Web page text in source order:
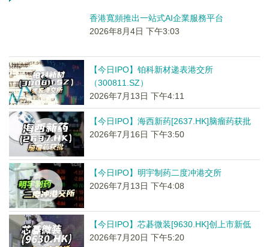
香港寬頻推出一站式AI企業服務平台
2026年8月4日 下午3:03
【今日IPO】铂科新材递表港交所
（300811.SZ）
2026年7月13日 下午4:11
【今日IPO】海西新药[2637.HK]脑瘤药获批
2026年7月16日 下午3:50
【今日IPO】明宇制药二度冲港交所
2026年7月13日 下午4:08
【今日IPO】芯碁微装[9630.HK]创上市新低
2026年7月20日 下午5:20